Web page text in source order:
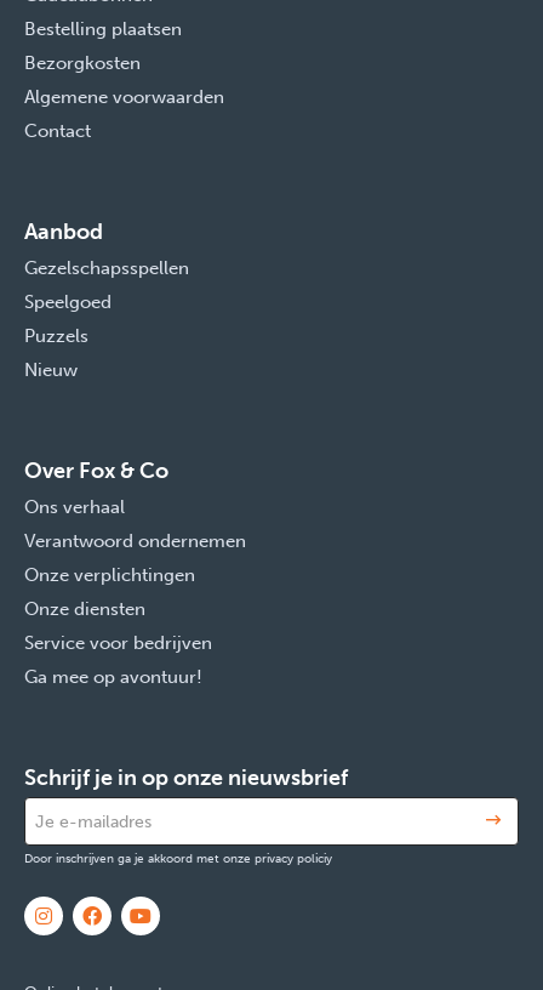
Bestelling plaatsen
Bezorgkosten
Algemene voorwaarden
Contact
Aanbod
Gezelschapsspellen
Speelgoed
Puzzels
Nieuw
Over Fox & Co
Ons verhaal
Verantwoord ondernemen
Onze verplichtingen
Onze diensten
Service voor bedrijven
Ga mee op avontuur!
Schrijf je in op onze nieuwsbrief
Door inschrijven ga je akkoord met onze privacy policiy